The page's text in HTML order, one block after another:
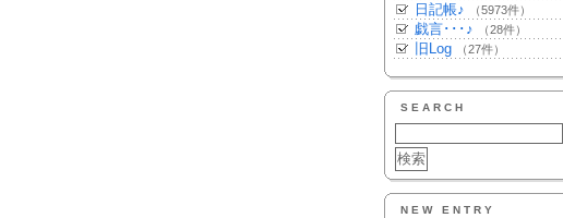
日記帳♪ （5973件）
戯言･･･♪ （28件）
旧Log （27件）
SEARCH
NEW ENTRY